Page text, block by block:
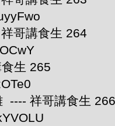
哥講食生 264
生 265
---- 祥哥講食生 266